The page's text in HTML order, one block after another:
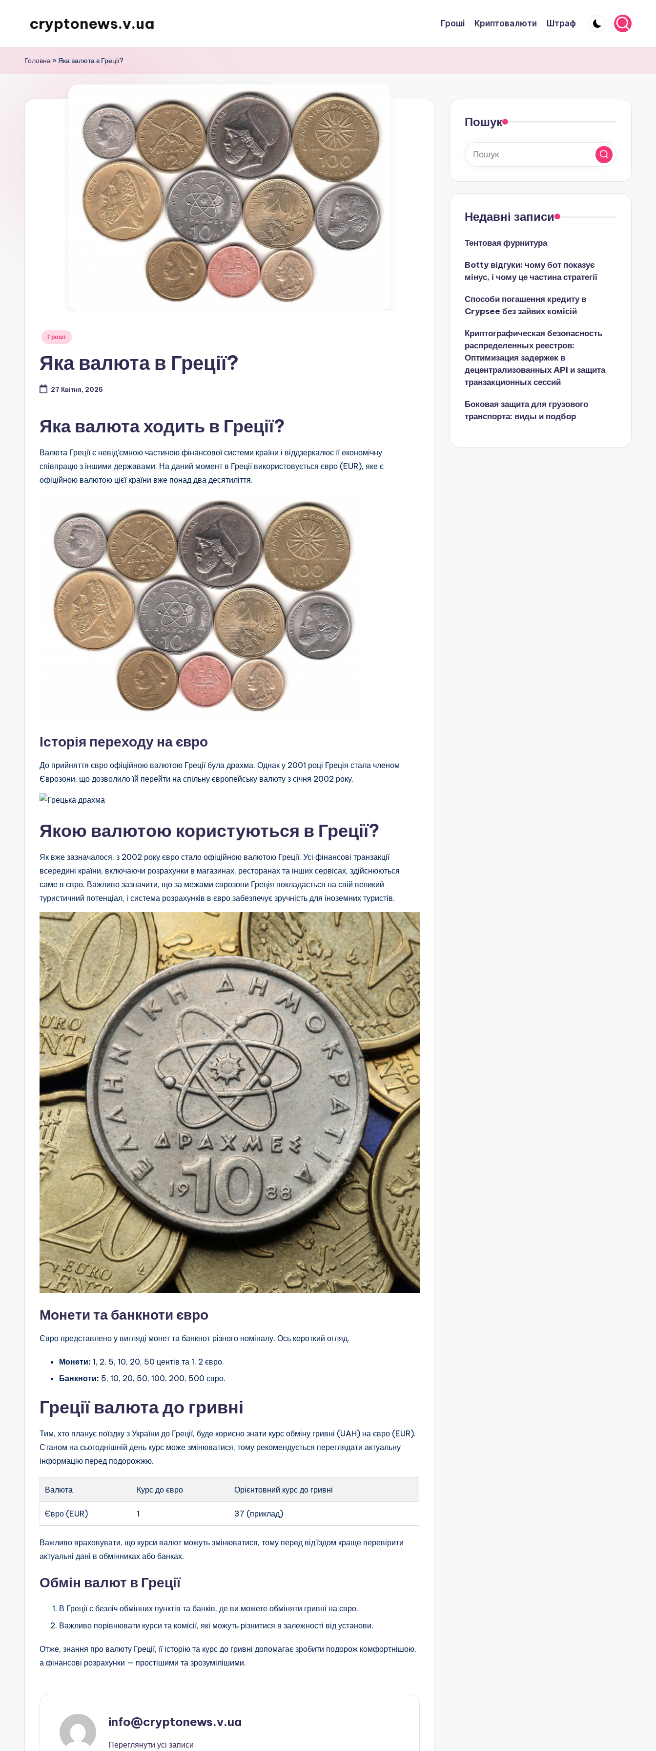
Перейтиcryptonews.v.ua
новини
курси,
Гроші Криптовалюти Штраф
Головна»Яка валюта в Греції?
Опубліковано
Гроші
Яка валюта в Греції?
27 Квітня, 2025
Яка валюта ходить в Греції?
Валюта Греції є невід’ємною частиною фінансової системи країни і віддзеркалює її економічну
співпрацю з іншими державами. На даний момент в Греції використовується євро (EUR), яке є
офіційною валютою цієї країни вже понад два десятиліття.
Історія переходу на євро
До прийняття євро офіційною валютою Греції була драхма. Однак у 2001 році Греція стала членом
Єврозони, що дозволило їй перейти на спільну європейську валюту з січня 2002 року.
Якою валютою користуються в Греції?
Як вже зазначалося, з 2002 року євро стало офіційною валютою Греції. Усі фінансові транзакції
всередині країни, включаючи розрахунки в магазинах, ресторанах та інших сервісах, здійснюються
саме в євро. Важливо зазначити, що за межами єврозони Греція покладається на свій великий
туристичний потенціал, і система розрахунків в євро забезпечує зручність для іноземних туристів.
Монети та банкноти євро
Євро представлено у вигляді монет та банкнот різного номіналу. Ось короткий огляд.
Монети: 1, 2, 5, 10, 20, 50 центів та 1, 2 євро.
Банкноти: 5, 10, 20, 50, 100, 200, 500 євро.
Греції валюта до гривні
Тим, хто планує поїздку з України до Греції, буде корисно знати курс обміну гривні (UAH) на євро (EUR).
Станом на сьогоднішній день курс може змінюватися, тому рекомендується переглядати актуальну
інформацію перед подорожжю.
Валюта Курс до євро Орієнтовний курс до гривні
Євро (EUR) 1 37 (приклад)
Важливо враховувати, що курси валют можуть змінюватися, тому перед від’їздом краще перевірити
актуальні дані в обмінниках або банках.
Обмін валют в Греції
В Греції є безліч обмінних пунктів та банків, де ви можете обміняти гривні на євро.
Важливо порівнювати курси та комісії, які можуть різнитися в залежності від установи.
Отже, знання про валюту Греції, її історію та курс до гривні допомагає зробити подорож комфортнішою,
а фінансові розрахунки — простішими та зрозумілішими.
info@cryptonews.v.ua
Переглянути усі записи
Пошук
Недавні записи
Тентовая фурнитура
Botty відгуки: чому бот показує
мінус, і чому це частина стратегії
Способи погашення кредиту в
Crypsee без зайвих комісій
Криптографическая безопасность
распределенных реестров:
Оптимизация задержек в
децентрализованных API и защита
транзакционных сессий
Боковая защита для грузового
транспорта: виды и подбор